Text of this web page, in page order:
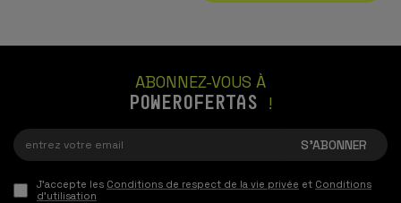
ABONNEZ-VOUS À
POWEROFERTAS !
J'accepte les Conditions de respect de la vie privée et Conditions
d'utilisation